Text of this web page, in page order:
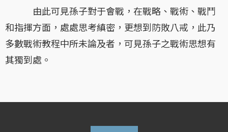
由此可見孫子對于會戰，在戰略、戰術、戰鬥
和指揮方面，處處思考縝密，更想到防敗八戒，此乃
多數戰術教程中所未論及者，可見孫子之戰術思想有
其獨到處。